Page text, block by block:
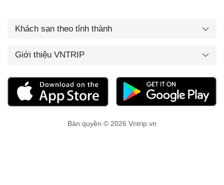
Khách sạn theo tỉnh thành
Giới thiệu VNTRIP
Bản quyền © 2026 Vntrip.vn